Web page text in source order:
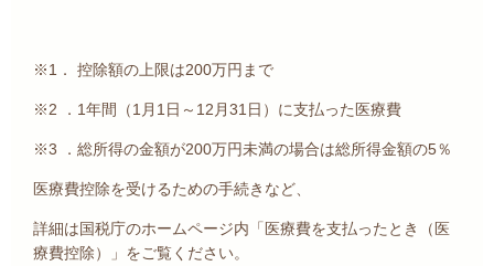
※1． 控除額の上限は200万円まで
※2 ．1年間（1月1日～12月31日）に支払った医療費
※3 ．総所得の金額が200万円未満の場合は総所得金額の5％
医療費控除を受けるための手続きなど、
詳細は国税庁のホームページ内「医療費を支払ったとき（医
療費控除）」をご覧ください。